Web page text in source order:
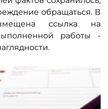
обращаться. В
ссылка на
работы -